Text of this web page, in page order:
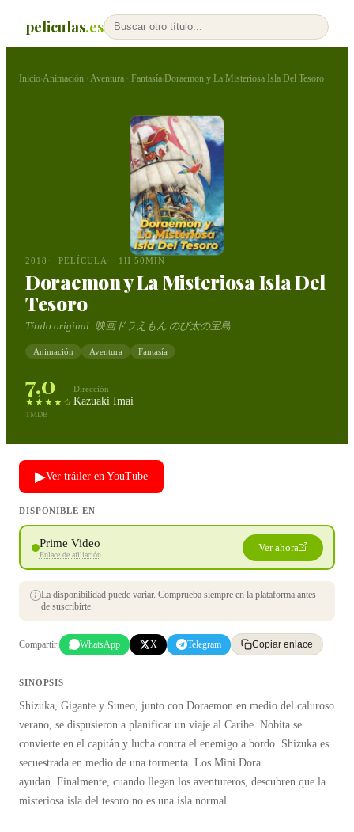
peliculas.es
Inicio›Animación · Aventura · Fantasía›Doraemon y La Misteriosa Isla Del Tesoro
2018 PELÍCULA 1H 50MIN
Doraemon y La Misteriosa Isla Del
Tesoro
Título original: 映画ドラえもん のび太の宝島
Animación Aventura Fantasía
7,0
★★★★☆
TMDB
Dirección
Kazuaki Imai
▶Ver tráiler en YouTube
DISPONIBLE EN
Prime Video
Enlace de afiliación
Ver ahora
La disponibilidad puede variar. Comprueba siempre en la plataforma antes
de suscribirte.
Compartir: WhatsApp X Telegram Copiar enlace
SINOPSIS
Shizuka, Gigante y Suneo, junto con Doraemon en medio del caluroso
verano, se dispusieron a planificar un viaje al Caribe. Nobita se
convierte en el capitán y lucha contra el enemigo a bordo. Shizuka es
secuestrada en medio de una tormenta. Los Mini Dora
ayudan. Finalmente, cuando llegan los aventureros, descubren que la
misteriosa isla del tesoro no es una isla normal.